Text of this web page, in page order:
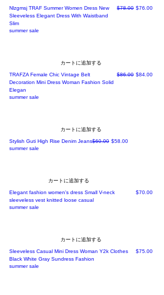
Nlzgmsj TRAF Summer Women Dress New
Sleeveless Elegant Dress With Waistband
Slim
通常価格
$78.00 セール価格
$76.00
summer sale
カートに追加する
TRAFZA Female Chic Vintage Belt
Decoration Mini Dress Woman Fashion Solid
Elegan
通常価格
$86.00 セール価格
$84.00
summer sale
カートに追加する
Stylish Guti High Rise Denim Jeans通常価格
$60.00 セール価格
$58.00
summer sale
カートに追加する
Elegant fashion women's dress Small V-neck
sleeveless vest knitted loose casual
価格
$70.00
summer sale
カートに追加する
Sleeveless Casual Mini Dress Woman Y2k Clothes
Black White Gray Sundress Fashion
価格
$75.00
summer sale